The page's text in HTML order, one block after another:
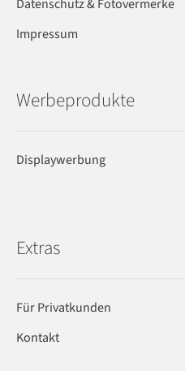
Datenschutz & Fotovermerke
Impressum
Werbeprodukte
Displaywerbung
Extras
Für Privatkunden
Kontakt